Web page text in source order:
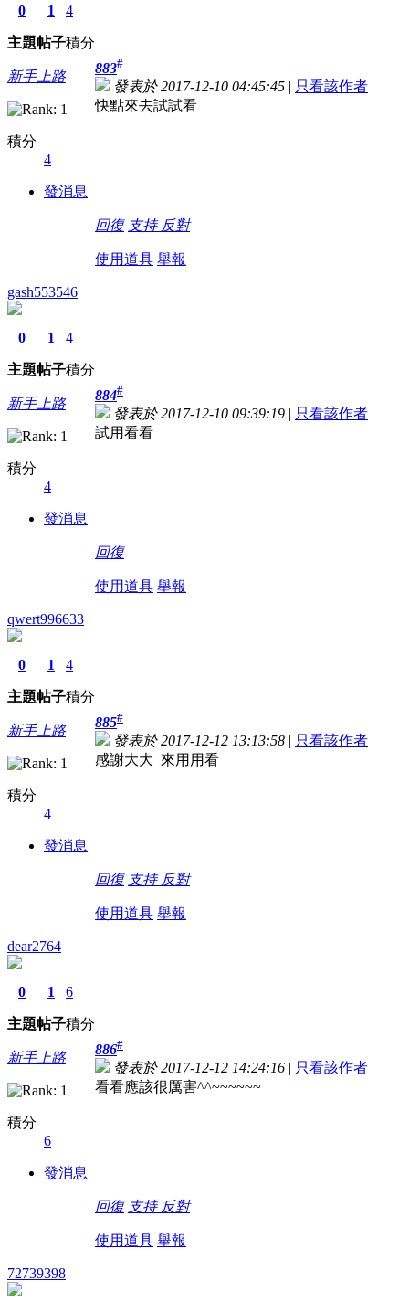
0
主題
1
帖子
4
積分
新手上路
積分
4
發消息
883#
發表於 2017-12-10 04:45:45 | 只看該作者
快點來去試試看
回復 支持 反對
使用道具 舉報
gash553546
0
主題
1
帖子
4
積分
新手上路
積分
4
發消息
884#
發表於 2017-12-10 09:39:19 | 只看該作者
試用看看
回復
使用道具 舉報
qwert996633
0
主題
1
帖子
4
積分
新手上路
積分
4
發消息
885#
發表於 2017-12-12 13:13:58 | 只看該作者
感謝大大 來用用看
回復 支持 反對
使用道具 舉報
dear2764
0
主題
1
帖子
6
積分
新手上路
積分
6
發消息
886#
發表於 2017-12-12 14:24:16 | 只看該作者
看看應該很厲害^^~~~~~~
回復 支持 反對
使用道具 舉報
72739398